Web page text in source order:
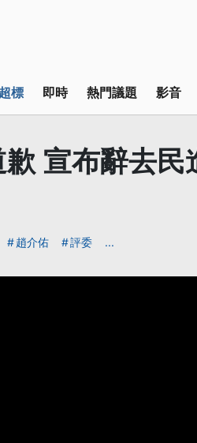
標 即時 熱門議題 影音
宣布辭去
趙介佑 評委 ...